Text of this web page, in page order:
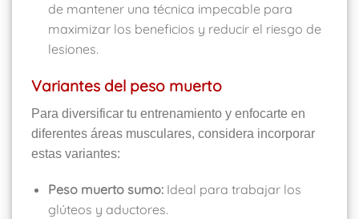
de mantener una técnica impecable para
maximizar los beneficios y reducir el riesgo de
lesiones.
Variantes del peso muerto
Para diversificar tu entrenamiento y enfocarte en
diferentes áreas musculares, considera incorporar
estas variantes:
Peso muerto sumo:Ideal para trabajar los
glúteos y aductores.